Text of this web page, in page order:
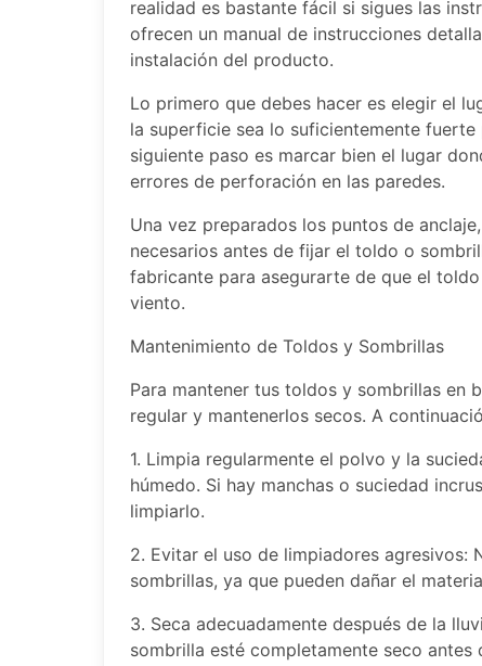
realidad es bastante fácil si sigues las
ofrecen un manual de instrucciones
instalación del producto.
Lo primero que debes hacer es elegir el
la superficie sea lo suficientemente
siguiente paso es marcar bien el lugar
errores de perforación en las paredes.
Una vez preparados los puntos de
necesarios antes de fijar el toldo o
fabricante para asegurarte de que el
viento.
Mantenimiento de Toldos y Sombrillas
Para mantener tus toldos y sombrillas en
regular y mantenerlos secos. A
1. Limpia regularmente el polvo y la
húmedo. Si hay manchas o suciedad
limpiarlo.
2. Evitar el uso de limpiadores agresivos:
sombrillas, ya que pueden dañar el
3. Seca adecuadamente después de la
sombrilla esté completamente seco